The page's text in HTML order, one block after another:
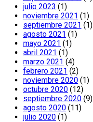
julio 2023 (1)
noviembre 2021 (1)
septiembre 2021 (1)
agosto 2021 (1)
mayo 2021 (1)
abril 2021 (1)
marzo 2021 (4)
febrero 2021 (2)
noviembre 2020 (1)
octubre 2020 (12)
septiembre 2020 (9)
agosto 2020 (11)
julio 2020 (1)